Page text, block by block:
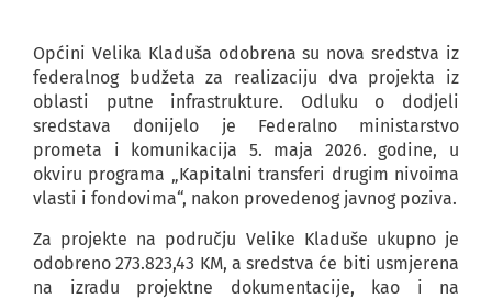
Općini Velika Kladuša odobrena su nova sredstva iz
federalnog budžeta za realizaciju dva projekta iz
oblasti putne infrastrukture. Odluku o dodjeli
sredstava donijelo je Federalno ministarstvo
prometa i komunikacija 5. maja 2026. godine, u
okviru programa „Kapitalni transferi drugim nivoima
vlasti i fondovima“, nakon provedenog javnog poziva.
Za projekte na području Velike Kladuše ukupno je
odobreno 273.823,43 KM, a sredstva će biti usmjerena
na izradu projektne dokumentacije, kao i na